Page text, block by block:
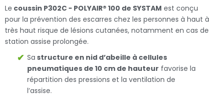
Le coussin P302C - POLYAIR® 100 de SYSTAM est conçu
pour la prévention des escarres chez les personnes à haut à
très haut risque de lésions cutanées, notamment en cas de
station assise prolongée.
Sa structure en nid d’abeille à cellules
pneumatiques de 10 cm de hauteur favorise la
répartition des pressions et la ventilation de
l’assise.